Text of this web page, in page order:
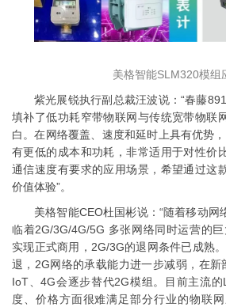
美格智能SLM320模组
紫光展锐执行副总裁汪波说：“春藤
填补了低功耗窄带物联网与传统宽带物联
白。在网络覆盖、速度和延时上具有优势
有更低的成本和功耗，非常适用于对性价
通信速度有要求的应用场景，希望通过这
价值体验”。
美格智能CEO杜国彬说：“随着移动网
临着2G/3G/4G/5G 多张网络同时运营的
实现正式商用，2G/3G的退网条件已成熟
退，2G网络的承载能力进一步减弱，在新
IoT、4G会逐步替代2G模组。目前主流
度、价格方面很难满足部分行业的物联